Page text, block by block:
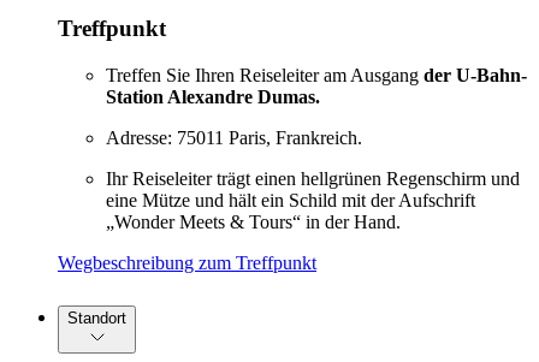
Treffpunkt
Treffen Sie Ihren Reiseleiter am Ausgang der U-Bahn-
Station Alexandre Dumas.
Adresse: 75011 Paris, Frankreich.
Ihr Reiseleiter trägt einen hellgrünen Regenschirm und
eine Mütze und hält ein Schild mit der Aufschrift
„Wonder Meets & Tours“ in der Hand.
Wegbeschreibung zum Treffpunkt
Standort